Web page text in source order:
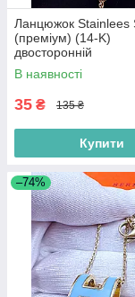
Ланцюжок Stainlees
(преміум) (14-K)
двосторонній
В наявності
35 ₴ 135 ₴
Купити
–74%